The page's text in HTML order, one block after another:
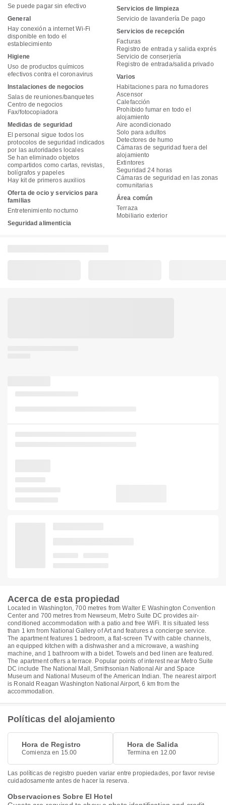
Se puede pagar sin efectivo
General
Hay conexión a internet Wi-Fi
disponible en todo el
establecimiento
Higiene
Uso de productos químicos
efectivos contra el coronavirus
Instalaciones de negocios
Salas de reuniones/banquetes
Centro de negocios
Fax/fotocopiadora
Medidas de seguridad
El personal sigue todos los
protocolos de seguridad indicados
por las autoridades locales
Se han eliminado objetos
compartidos como cartas, revistas,
bolígrafos y papeles
Hay kit de primeros auxilios
Oferta de ocio y servicios para
familias
Entretenimiento nocturno
Seguridad alimenticia
Servicios de limpieza
Servicio de lavandería De pago
Servicios de recepción
Facturas
Registro de entrada y salida exprés
Servicio de conserjería
Registro de entrada/salida privado
Varios
Habitaciones para no fumadores
Ascensor
Calefacción
Prohibido fumar en todo el
alojamiento
Aire acondicionado
Solo para adultos
Detectores de humo
Cámaras de seguridad fuera del
alojamiento
Extintores
Seguridad 24 horas
Cámaras de seguridad en las zonas
comunitarias
Área común
Terraza
Mobiliario exterior
Acerca de esta propiedad
Located in Washington, 700 metres from Walter E Washington Convention
Center and 700 metres from Newseum, Metro Suite DC provides air-
conditioned accommodation with a patio and free WiFi. It is situated less
than 1 km from National Gallery of Art and features a concierge service.
The apartment features 1 bedroom, a flat-screen TV with cable channels,
an equipped kitchen with a dishwasher and a microwave, a washing
machine, and 1 bathroom with a bidet. Towels and bed linen are featured.
The apartment offers a terrace. Popular points of interest near Metro Suite
DC include The National Mall, Smithsonian National Air and Space
Museum and National Museum of the American Indian. The nearest airport
is Ronald Reagan Washington National Airport, 6 km from the
accommodation.
Políticas del alojamiento
Hora de Registro
Comienza en 15.00
Hora de Salida
Termina en 12.00
Las políticas de registro pueden variar entre propiedades, por favor revise
cuidadosamente antes de hacer la reserva.
Observaciones Sobre El Hotel